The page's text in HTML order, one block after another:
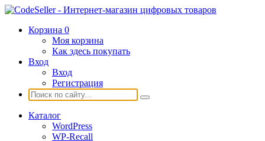
Корзина 0
Моя корзина
Как здесь покупать
Вход
Вход
Регистрация
Каталог
WordPress
WP-Recall